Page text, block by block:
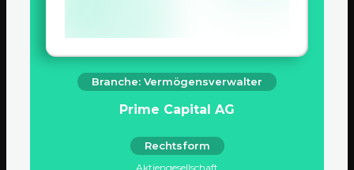
Branche: Vermögensverwalter
Prime Capital AG
Rechtsform
Aktiengesellschaft